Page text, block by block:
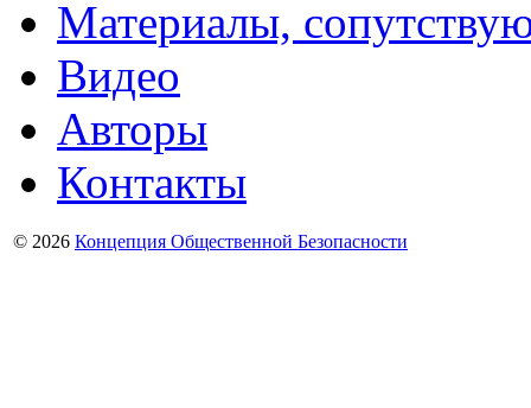
Материалы,
Видео
Авторы
Контакты
© 2026 Концепция Общественной Безопасности